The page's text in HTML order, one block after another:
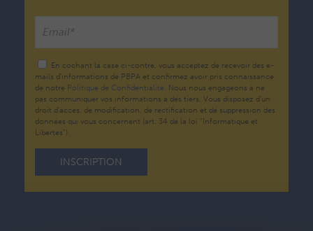
En cochant la case ci-contre, vous acceptez de recevoir des e-
mails d’informations de PBPA et confirmez avoir pris connaissance
de notre Politique de Confidentialité. Nous nous engageons à ne
pas communiquer vos informations à des tiers. Vous disposez d'un
droit d'accès, de modification, de rectification et de suppression des
données qui vous concernent (art. 34 de la loi "Informatique et
Libertés").